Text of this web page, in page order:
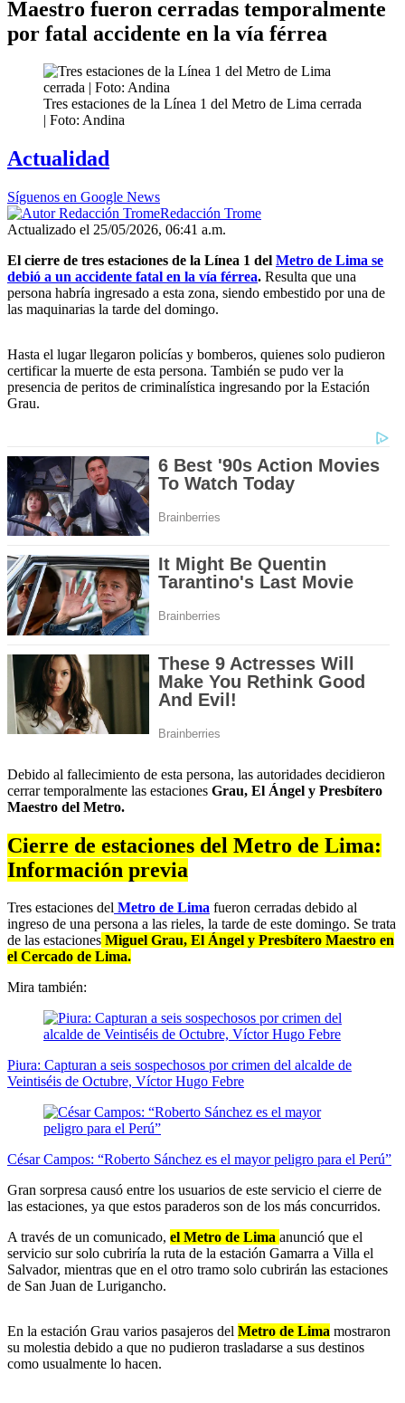
Maestro fueron cerradas temporalmente
por fatal accidente en la vía férrea
Tres estaciones de la Línea 1 del Metro de Lima cerrada
| Foto: Andina
Actualidad
Síguenos en Google News
Redacción Trome
Actualizado el 25/05/2026, 06:41 a.m.
El cierre de tres estaciones de la Línea 1 del Metro de Lima se
debió a un accidente fatal en la vía férrea. Resulta que una
persona habría ingresado a esta zona, siendo embestido por una de
las maquinarias la tarde del domingo.
Hasta el lugar llegaron policías y bomberos, quienes solo pudieron
certificar la muerte de esta persona. También se pudo ver la
presencia de peritos de criminalística ingresando por la Estación
Grau.
Debido al fallecimiento de esta persona, las autoridades decidieron
cerrar temporalmente las estaciones Grau, El Ángel y Presbítero
Maestro del Metro.
Cierre de estaciones del Metro de Lima:
Información previa
Tres estaciones del Metro de Lima fueron cerradas debido al
ingreso de una persona a las rieles, la tarde de este domingo. Se trata
de las estaciones Miguel Grau, El Ángel y Presbítero Maestro en
el Cercado de Lima.
Mira también:
Piura: Capturan a seis sospechosos por crimen del alcalde de
Veintiséis de Octubre, Víctor Hugo Febre
César Campos: “Roberto Sánchez es el mayor peligro para el Perú”
Gran sorpresa causó entre los usuarios de este servicio el cierre de
las estaciones, ya que estos paraderos son de los más concurridos.
A través de un comunicado, el Metro de Lima anunció que el
servicio sur solo cubriría la ruta de la estación Gamarra a Villa el
Salvador, mientras que en el otro tramo solo cubrirán las estaciones
de San Juan de Lurigancho.
En la estación Grau varios pasajeros del Metro de Lima mostraron
su molestia debido a que no pudieron trasladarse a sus destinos
como usualmente lo hacen.